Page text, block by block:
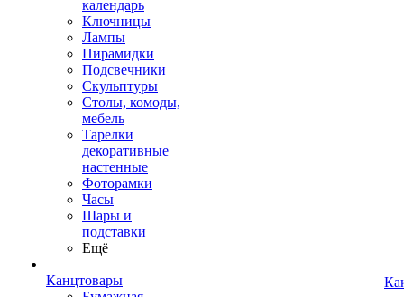
календарь
Ключницы
Лампы
Пирамидки
Подсвечники
Скульптуры
Столы, комоды,
мебель
Тарелки
декоративные
настенные
Фоторамки
Часы
Шары и
подставки
Ещё
Канцтовары